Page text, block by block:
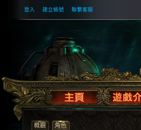
登入 建立帳號 聯繫客服
概觀 角色